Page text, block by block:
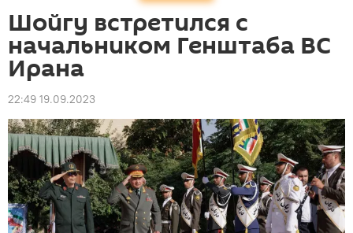
Шойгу встретился с
начальником Генштаба ВС
Ирана
22:49 19.09.2023